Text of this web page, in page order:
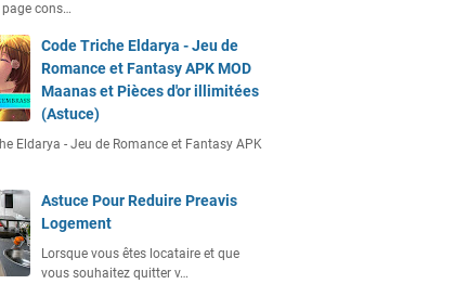
cons…
Code Triche Eldarya - Jeu de
Romance et Fantasy APK MOD
Maanas et Pièces d'or illimitées
(Astuce)
Eldarya - Jeu de Romance et Fantasy APK
Astuce Pour Reduire Preavis
Logement
Lorsque vous êtes locataire et que
vous souhaitez quitter v…